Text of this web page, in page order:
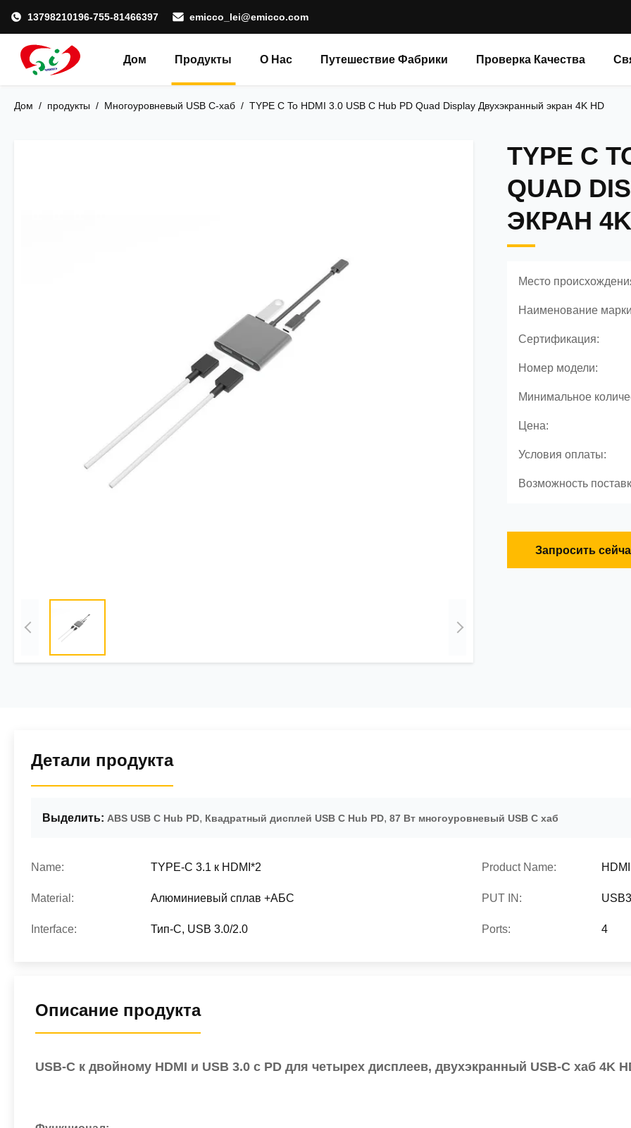
13798210196-755-81466397 emicco_lei@emicco.com
Дом Продукты О Нас Путешествие Фабрики Проверка Качества
Дом / продукты / Многоуровневый USB C-хаб / TYPE C To HDMI 3.0 USB C Hub PD Quad Display Двухэкранный экран 4K HD
TYPE C
QUAD
ЭКРАН
Место
Наименование
Сертификация:
Номер модели:
Минимальное
Цена:
Условия оплаты:
Возможность
Запросить
Детали продукта
Выделить: ABS USB C Hub PD, Квадратный дисплей USB C Hub PD, 87 Вт многоуровневый USB C хаб
Name: TYPE-C 3.1 к HDMI*2 Product Name:
Material: Алюминиевый сплав +АБС PUT IN:
Interface: Тип-С, USB 3.0/2.0 Ports: 4
Описание продукта
USB-C к двойному HDMI и USB 3.0 с PD для четырех дисплеев, двухэкранный USB-C хаб 4K